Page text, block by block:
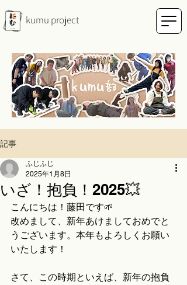
kumu project
記事
いざ！抱負！2025💥
ふじふじ
2025年1月8日
こんにちは！藤田です🌱
改めまして、新年あけましておめでと
うございます。本年もよろしくお願い
いたします！
さて、この時期といえば、新年の抱負